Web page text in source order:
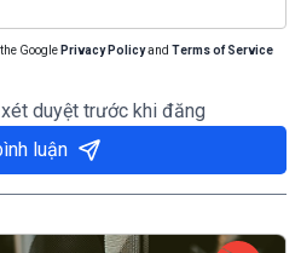
Google Privacy Policyand Terms of Service
duyệt trước khi đăng
luận